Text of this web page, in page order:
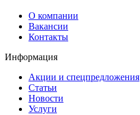
О компании
Вакансии
Контакты
Информация
Акции и спецпредложения
Статьи
Новости
Услуги